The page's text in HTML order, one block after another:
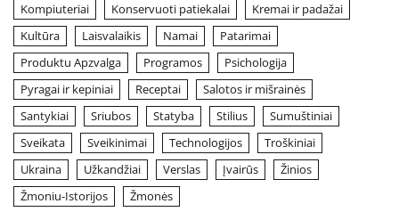
Kompiuteriai
Konservuoti patiekalai
Kremai ir padažai
Kultūra
Laisvalaikis Namai
Patarimai
Produktu Apzvalga
Programos
Psichologija
Pyragai ir kepiniai
Receptai
Salotos ir mišrainės
Santykiai
Sriubos Statyba Stilius
Sumuštiniai
Sveikata
Sveikinimai Technologijos
Troškiniai
Ukraina
Užkandžiai Verslas Įvairūs
Žinios
Žmoniu-Istorijos
Žmonės